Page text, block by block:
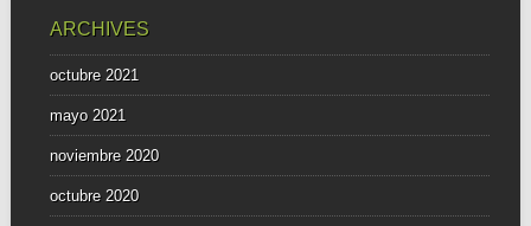
ARCHIVES
octubre 2021
mayo 2021
noviembre 2020
octubre 2020